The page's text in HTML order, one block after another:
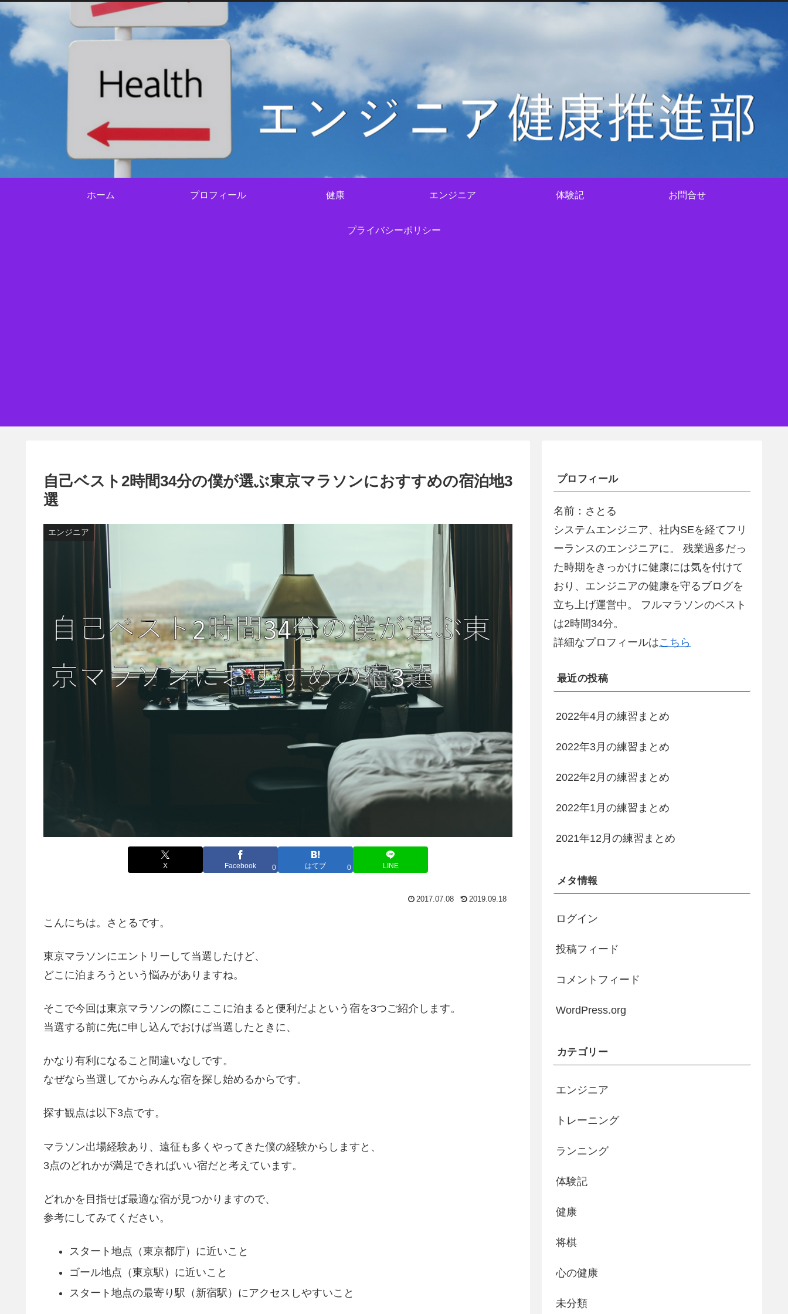
ホーム プロフィール 健康 エンジニア 体験記 お問合せ
プライバシーポリシー
自己ベスト2時間34分の僕が選ぶ東京マラソンにおすすめの宿泊地3
選
エンジニア
X Facebook 0 はてブ 0 LINE
2017.07.08 2019.09.18
こんにちは。さとるです。
東京マラソンにエントリーして当選したけど、
どこに泊まろうという悩みがありますね。
そこで今回は東京マラソンの際にここに泊まると便利だよという宿を3つご紹介します。
当選する前に先に申し込んでおけば当選したときに、
かなり有利になること間違いなしです。
なぜなら当選してからみんな宿を探し始めるからです。
探す観点は以下3点です。
マラソン出場経験あり、遠征も多くやってきた僕の経験からしますと、
3点のどれかが満足できればいい宿だと考えています。
どれかを目指せば最適な宿が見つかりますので、
参考にしてみてください。
スタート地点（東京都庁）に近いこと
ゴール地点（東京駅）に近いこと
スタート地点の最寄り駅（新宿駅）にアクセスしやすいこと
プロフィール
名前：さとる
システムエンジニア、社内SEを経てフリ
ーランスのエンジニアに。 残業過多だっ
た時期をきっかけに健康には気を付けて
おり、エンジニアの健康を守るブログを
立ち上げ運営中。 フルマラソンのベスト
は2時間34分。
詳細なプロフィールはこちら
最近の投稿
2022年4月の練習まとめ
2022年3月の練習まとめ
2022年2月の練習まとめ
2022年1月の練習まとめ
2021年12月の練習まとめ
メタ情報
ログイン
投稿フィード
コメントフィード
WordPress.org
カテゴリー
エンジニア
トレーニング
ランニング
体験記
健康
将棋
心の健康
未分類